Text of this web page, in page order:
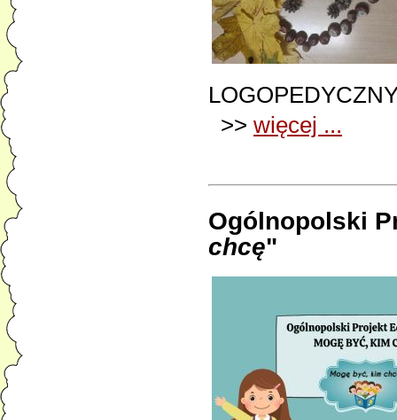
>> więcej ...
Ogólnopolski
chcę"